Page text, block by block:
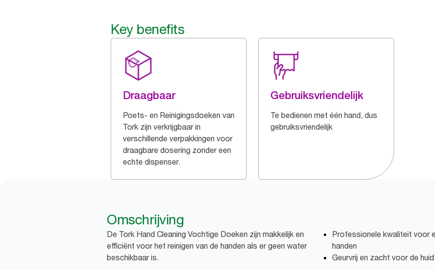
Key benefits
Draagbaar
Poets- en Reinigingsdoeken van
Tork zijn verkrijgbaar in
verschillende verpakkingen voor
draagbare dosering zonder een
echte dispenser.
Gebruiksvriendelijk
Te bedienen met één hand, dus
gebruiksvriendelijk
Omschrijving
De Tork Hand Cleaning Vochtige Doeken zijn makkelijk en
efficiënt voor het reinigen van de handen als er geen water
beschikbaar is.
Professionele kwaliteit voor
handen
Geurvrij en zacht voor de huid